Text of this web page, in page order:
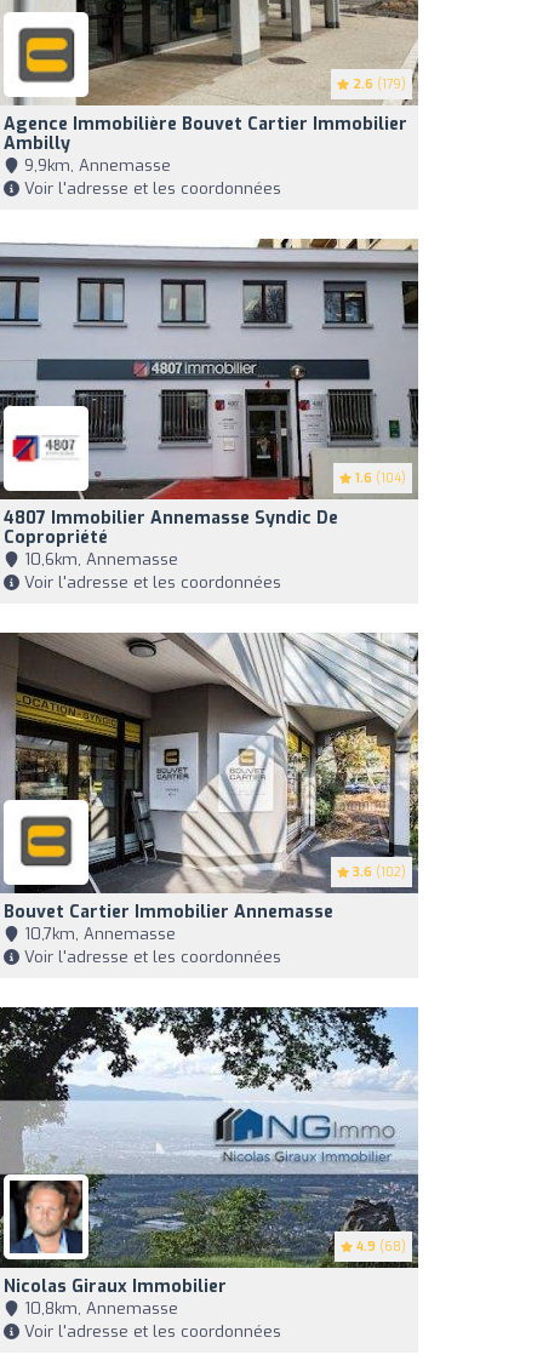
2.6 (179)
Agence Immobilière Bouvet Cartier Immobilier
Ambilly
9,9km, Annemasse
Voir l'adresse et les coordonnées
1.6 (104)
4807 Immobilier Annemasse Syndic De
Copropriété
10,6km, Annemasse
Voir l'adresse et les coordonnées
3.6 (102)
Bouvet Cartier Immobilier Annemasse
10,7km, Annemasse
Voir l'adresse et les coordonnées
4.9 (68)
Nicolas Giraux Immobilier
10,8km, Annemasse
Voir l'adresse et les coordonnées